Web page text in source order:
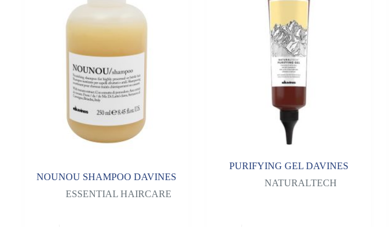
NOUNOU SHAMPOO DAVINES
ESSENTIAL HAIRCARE
PURIFYING GEL DAVINES
NATURALTECH